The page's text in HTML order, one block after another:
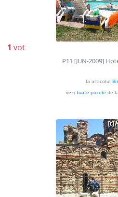
1 vot
P11 [JUN-2009]
la articolul
vezi toate pozele de